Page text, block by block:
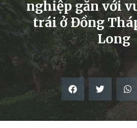
nghiệp gắn với
trái ở Đồng
Long